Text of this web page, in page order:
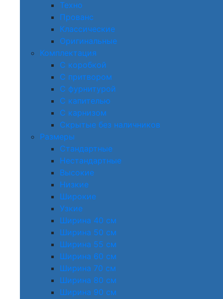
Техно
Прованс
Классические
Оригинальные
Комплектация
С коробкой
С притвором
С фурнитурой
С капителью
С карнизом
Скрытые без наличников
Размеры
Стандартные
Нестандартные
Высокие
Низкие
Широкие
Узкие
Ширина 40 см
Ширина 50 см
Ширина 55 см
Ширина 60 см
Ширина 70 см
Ширина 80 см
Ширина 90 см